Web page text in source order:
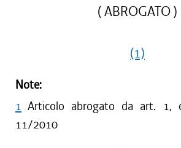
( ABROGATO )
(1)
Note:
1 Articolo abrogato da art. 1,
11/2010